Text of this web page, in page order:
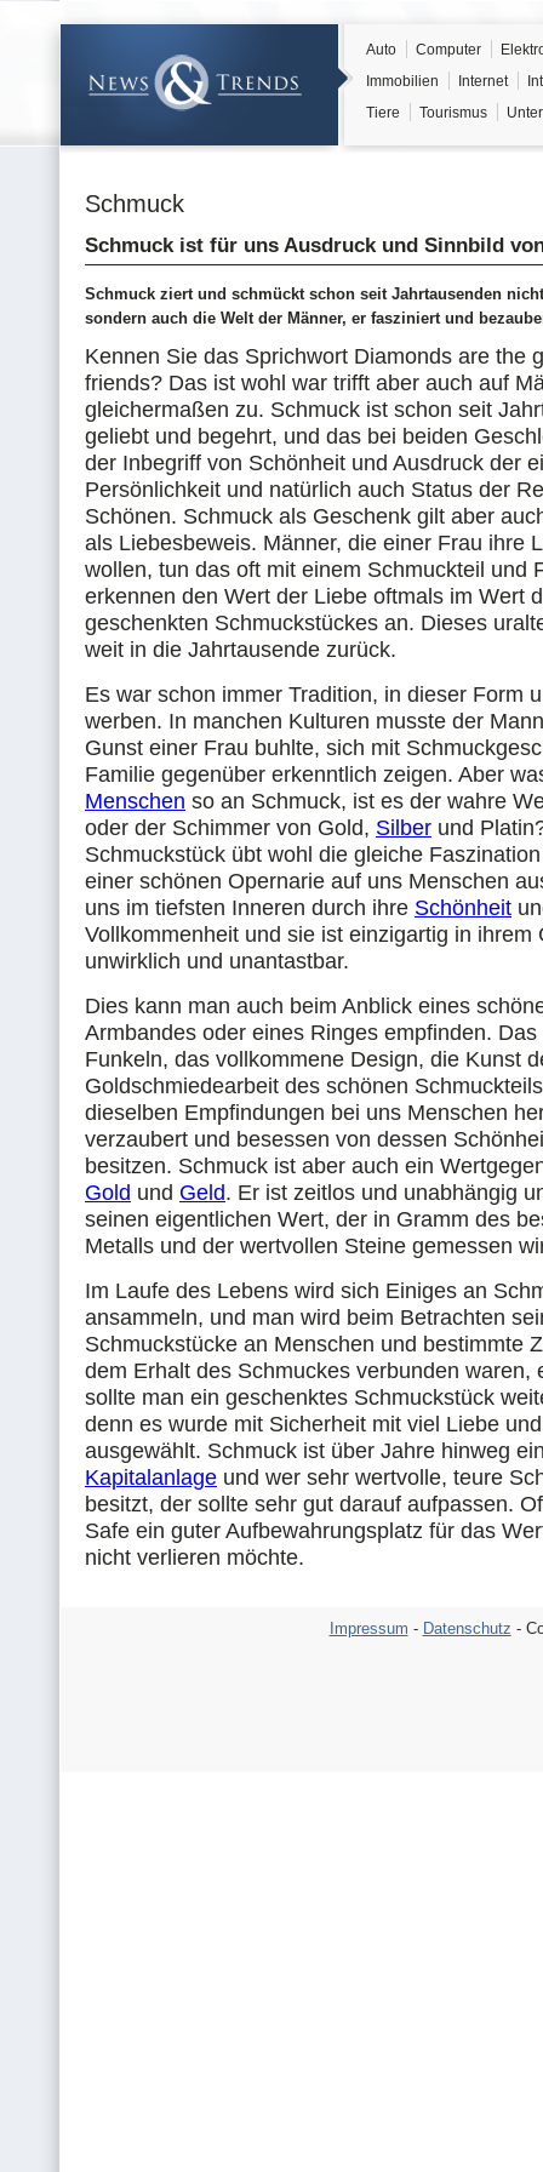
Auto Computer
Immobilien
Internet
Tiere
Tourismus
Schmuck
Schmuck ist für uns Ausdruck und Sinnbild
Schmuck ziert und schmückt schon seit Jahrtausenden
sondern auch die Welt der Männer, er fasziniert und
Kennen Sie das Sprichwort Diamonds are the
friends? Das ist wohl war trifft aber auch auf
gleichermaßen zu. Schmuck ist schon seit
geliebt und begehrt, und das bei beiden
der Inbegriff von Schönheit und Ausdruck der
Persönlichkeit und natürlich auch Status der
Schönen. Schmuck als Geschenk gilt aber
als Liebesbeweis. Männer, die einer Frau ihre
wollen, tun das oft mit einem Schmuckteil und
erkennen den Wert der Liebe oftmals im Wert
geschenkten Schmuckstückes an. Dieses
weit in die Jahrtausende zurück.
Es war schon immer Tradition, in dieser Form
werben. In manchen Kulturen musste der
Gunst einer Frau buhlte, sich mit
Familie gegenüber erkenntlich zeigen. Aber
Menschen so an Schmuck, ist es der wahre
oder der Schimmer von Gold, Silber und
Schmuckstück übt wohl die gleiche
einer schönen Opernarie auf uns Menschen
uns im tiefsten Inneren durch ihre Schönheit
Vollkommenheit und sie ist einzigartig in ihrem
unwirklich und unantastbar.
Dies kann man auch beim Anblick eines
Armbandes oder eines Ringes empfinden.
Funkeln, das vollkommene Design, die Kunst
Goldschmiedearbeit des schönen
dieselben Empfindungen bei uns Menschen
verzaubert und besessen von dessen
besitzen. Schmuck ist aber auch ein
Gold und Geld. Er ist zeitlos und unabhängig
seinen eigentlichen Wert, der in Gramm des
Metalls und der wertvollen Steine gemessen
Im Laufe des Lebens wird sich Einiges an
ansammeln, und man wird beim Betrachten
Schmuckstücke an Menschen und bestimmte
dem Erhalt des Schmuckes verbunden waren,
sollte man ein geschenktes Schmuckstück
denn es wurde mit Sicherheit mit viel Liebe
ausgewählt. Schmuck ist über Jahre hinweg
Kapitalanlage und wer sehr wertvolle, teure
besitzt, der sollte sehr gut darauf aufpassen.
Safe ein guter Aufbewahrungsplatz für das
nicht verlieren möchte.
Impressum - Datenschutz -